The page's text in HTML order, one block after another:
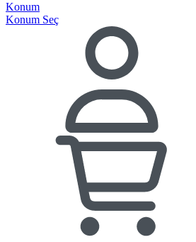
Konum
Konum Seç